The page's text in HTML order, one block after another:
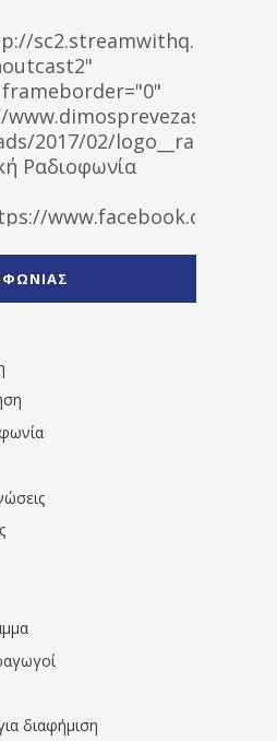
wp-
2017/02/
Ραδιοφωνία
www.facebook.com/
" artist="" ]
διαφήμιση